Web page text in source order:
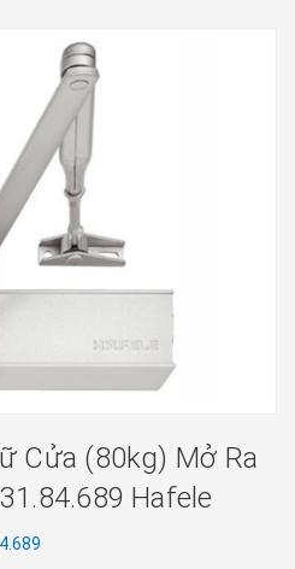
Cửa (80kg) Mở Ra
Hafele